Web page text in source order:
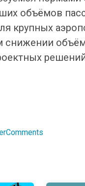
объёмов
крупных